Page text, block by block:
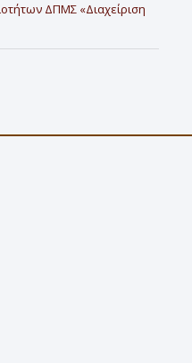
ΔΠΜΣ «Διαχείριση